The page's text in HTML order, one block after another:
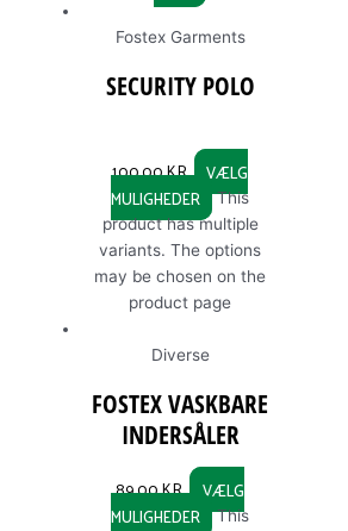
Fostex Garments
SECURITY POLO
100,00KR.
VÆLG
MULIGHEDER
This
product has multiple
variants. The options
may be chosen on the
product page
Diverse
FOSTEX VASKBARE
INDERSÅLER
89,00KR.
VÆLG
MULIGHEDER
This